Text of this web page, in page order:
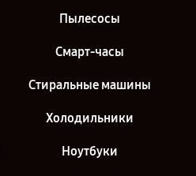
Пылесосы
Смарт-часы
Стиральные машины
Холодильники
Ноутбуки